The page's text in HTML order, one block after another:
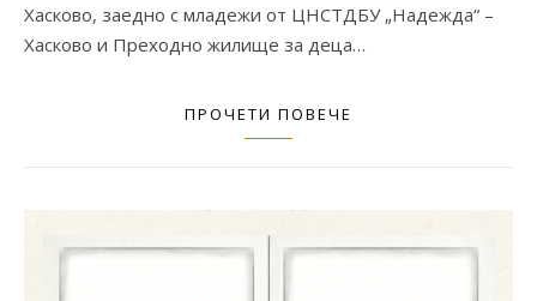
Хасково, заедно с младежи от ЦНСТДБУ „Надежда“ –
Хасково и Преходно жилище за деца…
ПРОЧЕТИ ПОВЕЧЕ